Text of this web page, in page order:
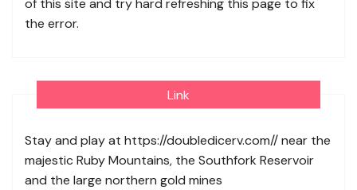
of this site and try hard refreshing this page to fix
the error.
Link
Stay and play at https://doubledicerv.com//near the
majestic Ruby Mountains, the Southfork Reservoir
and the large northern gold mines